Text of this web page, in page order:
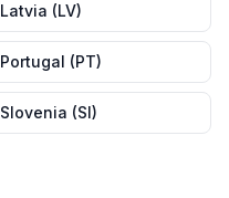
Latvia (LV)
Portugal (PT)
Slovenia (SI)